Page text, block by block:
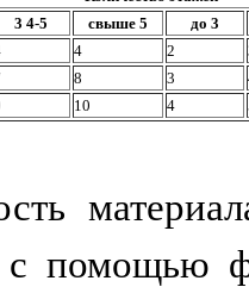
3 4-5 свыше 5
до 3
4 2
8 3
10 4
помощью